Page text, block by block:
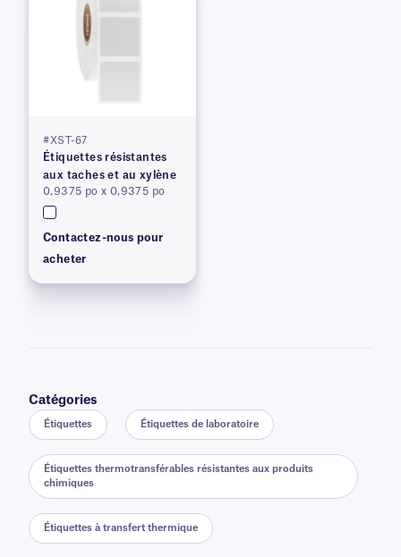
#XST-67
Étiquettes résistantes
aux taches et au xylène
0,9375 po x 0,9375 po
Contactez-nous pour
acheter
Catégories
Étiquettes Étiquettes de laboratoire
Étiquettes thermotransférables résistantes aux produits
chimiques
Étiquettes à transfert thermique